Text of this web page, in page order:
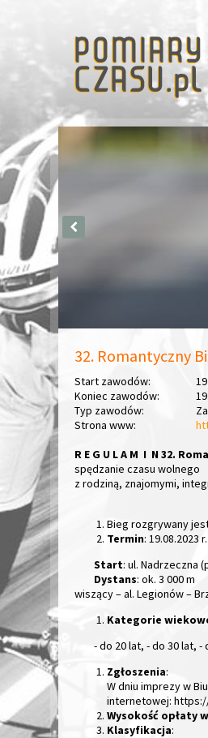
32. Romantyczny
Start zawodów:
Koniec zawodów:
Typ zawodów:
Strona www:
R E G U L A M I N 32.
spędzanie czasu wolnego
z rodziną, znajomymi,
Bieg rozgrywany
Termin: 19.08.2023 r.
Start: ul. Nadrzeczna
Dystans: ok. 3 000 m
wiszący – al. Legionów –
Kategorie
- do 20 lat, - do 30 lat, -
Zgłoszenia:
W dniu imprezy w
internetowej:
Wysokość opłaty
Klasyfikacja: